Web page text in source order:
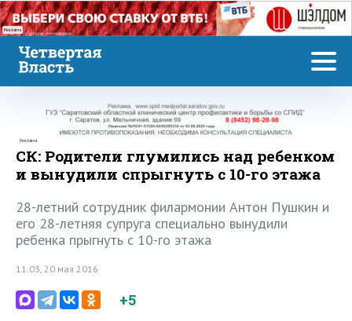
Реклама
Реклама
СК: Родители глумились над ребенком
и вынудили спрыгнуть с 10-го этажа
28-летний сотрудник филармонии Антон Пушкин и
его 28-летняя супруга специально вынудили
ребенка прыгнуть с 10-го этажа
11:03, 20 мая 2016
+5